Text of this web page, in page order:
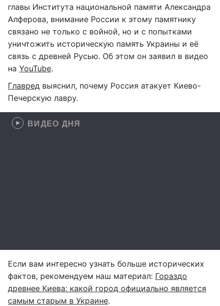
главы Института национальной памяти Александра
Алферова, внимание России к этому памятнику
связано не только с войной, но и с попытками
уничтожить историческую память Украины и её
связь с древней Русью. Об этом он заявил в видео
на YouTube.
Главред выяснил, почему Россия атакует Киево-
Печерскую лавру.
ВИДЕО ДНЯ
Если вам интересно узнать больше исторических
фактов, рекомендуем наш материал: Гораздо
древнее Киева: какой город официально является
самым старым в Украине.